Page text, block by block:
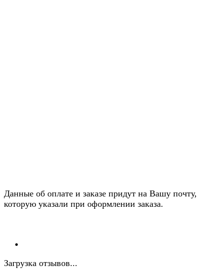
Данные об оплате и заказе придут на Вашу почту,
которую указали при оформлении заказа.
Загрузка отзывов...